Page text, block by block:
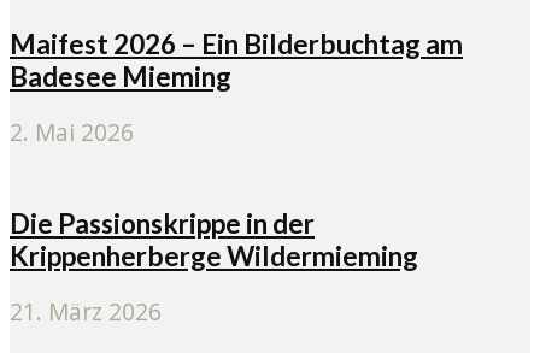
Maifest 2026 – Ein Bilderbuchtag am
Badesee Mieming
2. Mai 2026
Die Passionskrippe in der
Krippenherberge Wildermieming
21. März 2026